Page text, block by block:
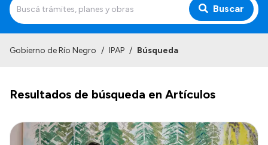
Buscar
El IPAP
Autoridades
Alumnos
Gobierno de Río Negro / IPAP / Búsqueda
Resultados de búsqueda en Artículos